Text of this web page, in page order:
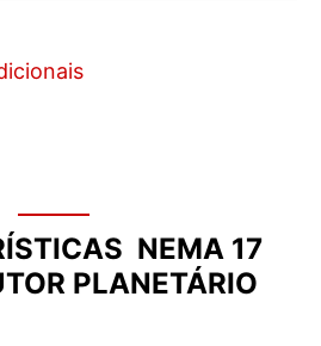
NEMA 17
PLANETÁRIO